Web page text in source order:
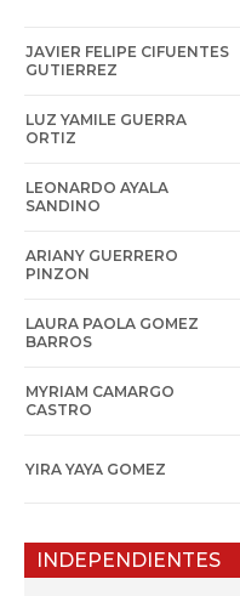
JAVIER FELIPE CIFUENTES
GUTIERREZ
LUZ YAMILE GUERRA
ORTIZ
LEONARDO AYALA
SANDINO
ARIANY GUERRERO
PINZON
LAURA PAOLA GOMEZ
BARROS
MYRIAM CAMARGO
CASTRO
YIRA YAYA GOMEZ
INDEPENDIENTES